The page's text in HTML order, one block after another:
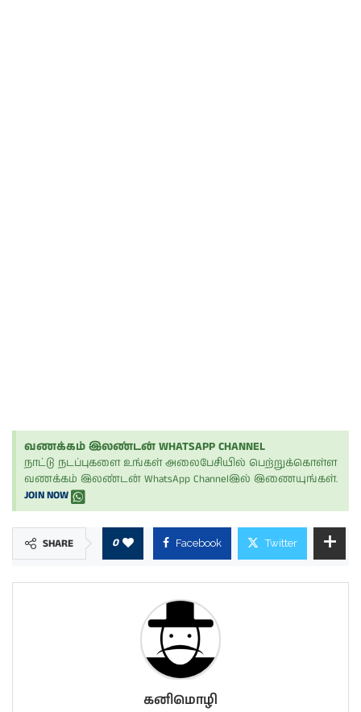
வணக்கம் இலண்டன் WHATSAPP CHANNEL
நாட்டு நடப்புகளை உங்கள் அலைபேசியில் பெற்றுக்கொள்ள
வணக்கம் இலண்டன் WhatsApp Channelஇல் இணையுங்கள்.
JOIN NOW
SHARE 0 Facebook Twitter
கனிமொழி